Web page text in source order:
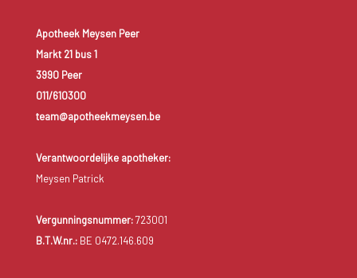
Apotheek Meysen Peer
Markt 21 bus 1
3990 Peer
011/610300
team@apotheekmeysen.be
Verantwoordelijke apotheker:
Meysen Patrick
Vergunningsnummer:723001
B.T.W.nr.:BE 0472.146.609